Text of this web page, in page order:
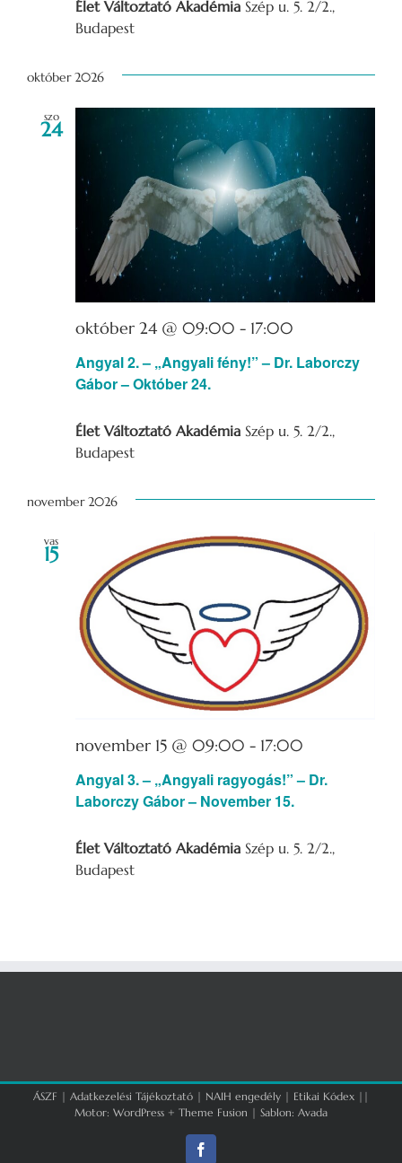
Élet Változtató Akadémia Szép u. 5. 2/2.,
Budapest
október 2026
szo
24
Angyal 2. – „Angyali fény!” – Dr. Laborczy
Gábor – Október 24.
október 24 @ 09:00 - 17:00
Élet Változtató Akadémia Szép u. 5. 2/2.,
Budapest
november 2026
vas
15
Angyal 3. – „Angyali ragyogás!” – Dr.
Laborczy Gábor – November 15.
november 15 @ 09:00 - 17:00
Élet Változtató Akadémia Szép u. 5. 2/2.,
Budapest
ÁSZF | Adatkezelési Tájékoztató | NAIH engedély | Etikai Kódex ||
Motor: WordPress + Theme Fusion | Sablon: Avada
Facebook